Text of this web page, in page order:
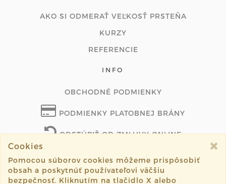
AKO SI ODMERAŤ VEĽKOSŤ PRSTEŇA
KURZY
REFERENCIE
INFO
OBCHODNÉ PODMIENKY
PODMIENKY PLATOBNEJ BRÁNY
ODSTÚPIŤ OD ZMLUVY ONLINE
©2026 borajewellery.com všetky práva vyhradené.
Cookies
Pomocou súborov cookies môžeme prispôsobiť
obsah a poskytnúť používateľovi väčšiu
bezpečnosť. Kliknutím na tlačidlo X alebo